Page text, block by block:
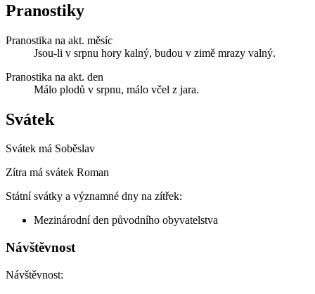
Pranostiky
Pranostika na akt. měsíc
Jsou-li v srpnu hory kalný, budou v zimě mrazy valný.
Pranostika na akt. den
Málo plodů v srpnu, málo včel z jara.
Svátek
Svátek má Soběslav
Zítra má svátek Roman
Státní svátky a významné dny na zítřek:
Mezinárodní den původního obyvatelstva
Návštěvnost
Návštěvnost: